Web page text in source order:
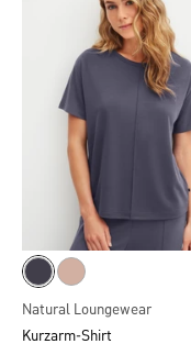
Natural Loungewear
Kurzarm-Shirt